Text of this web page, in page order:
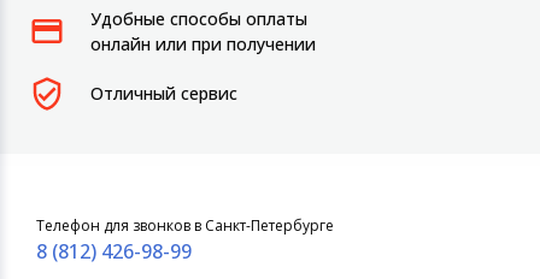
Удобные способы оплаты
онлайн или при получении
Отличный сервис
Телефон для звонков в Санкт-Петербурге
8 (812) 426-98-99